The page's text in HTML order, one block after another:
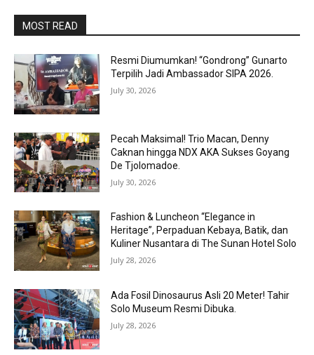
MOST READ
Resmi Diumumkan! “Gondrong” Gunarto
Terpilih Jadi Ambassador SIPA 2026.
July 30, 2026
Pecah Maksimal! Trio Macan, Denny
Caknan hingga NDX AKA Sukses Goyang
De Tjolomadoe.
July 30, 2026
Fashion & Luncheon “Elegance in
Heritage”, Perpaduan Kebaya, Batik, dan
Kuliner Nusantara di The Sunan Hotel Solo
July 28, 2026
Ada Fosil Dinosaurus Asli 20 Meter! Tahir
Solo Museum Resmi Dibuka.
July 28, 2026